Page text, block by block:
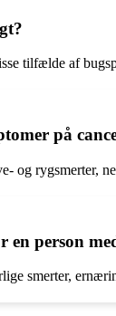
tilfælde af
på
og rygsmerter,
en person
smerter,